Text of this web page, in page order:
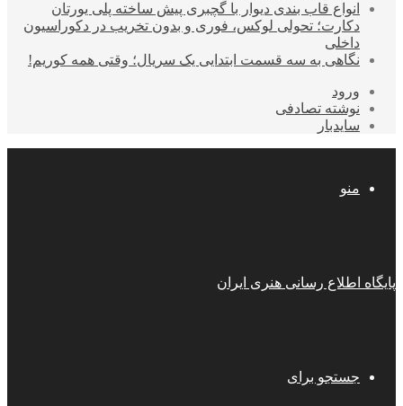
انواع قاب بندی دیوار با گچبری پیش ساخته پلی یورتان
دکارت؛ تحولی لوکس، فوری و بدون تخریب در دکوراسیون
داخلی
نگاهی به سه قسمت ابتدایی یک سریال؛ وقتی همه کوریم!
ورود
نوشته تصادفی
سایدبار
منو
پایگاه اطلاع رسانی هنری ایران
جستجو برای